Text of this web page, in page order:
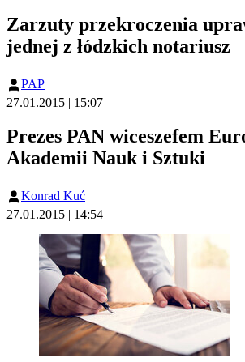
Zarzuty przekroczenia
jednej z łódzkich notariusz
PAP
27.01.2015 | 15:07
Prezes PAN wiceszefem
Akademii Nauk i Sztuki
Konrad Kuć
27.01.2015 | 14:54